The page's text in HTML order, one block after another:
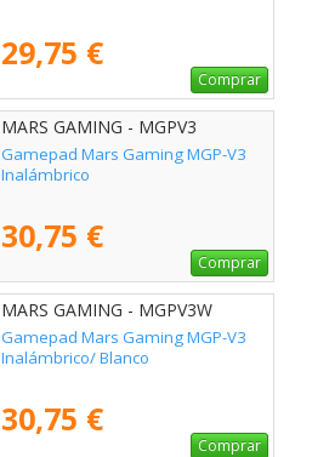
29,75 €
Comprar
MARS GAMING - MGPV3
Gamepad Mars Gaming MGP-V3
Inalámbrico
30,75 €
Comprar
MARS GAMING - MGPV3W
Gamepad Mars Gaming MGP-V3
Inalámbrico/ Blanco
30,75 €
Comprar